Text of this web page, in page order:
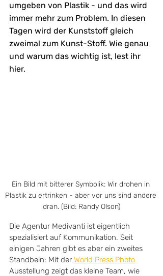
umgeben von Plastik - und das wird
immer mehr zum Problem. In diesen
Tagen wird der Kunststoff gleich
zweimal zum Kunst-Stoff. Wie genau
und warum das wichtig ist, lest ihr
hier.
Ein Bild mit bitterer Symbolik: Wir drohen in
Plastik zu ertrinken - aber vor uns sind andere
dran. (Bild: Randy Olson)
Die Agentur Medivanti ist eigentlich
spezialisiert auf Kommunikation. Seit
einigen Jahren gibt es aber ein zweites
Standbein: Mit der World Press Photo
Ausstellung zeigt das kleine Team, wie